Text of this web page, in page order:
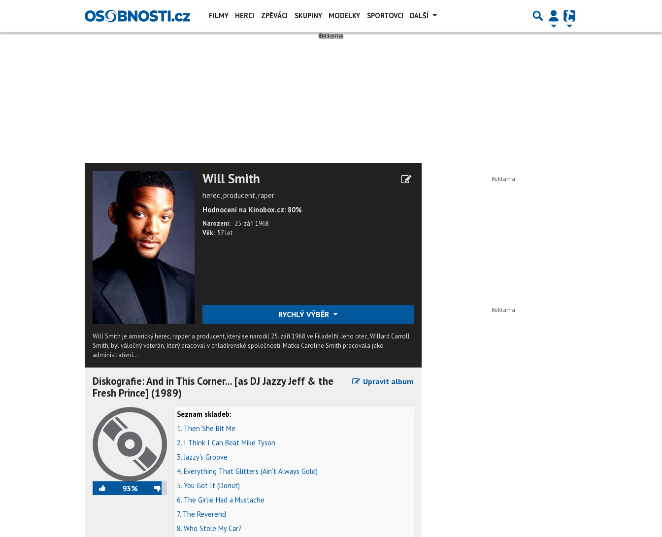
FILMY HERCI ZPĚVÁCI SKUPINY MODELKY SPORTOVCI DALŠÍ
Will Smith
herec, producent, raper
Hodnocení na Kinobox.cz: 80%
Narození: 25. září 1968
Věk: 57 let
RYCHLÝ VÝBĚR
Will Smith je americký herec, rapper a producent, který se narodil 25. září 1968 ve Filadelfii. Jeho otec, Willard Carroll
Smith, byl válečný veterán, který pracoval v chladírenské společnosti. Matka Caroline Smith pracovala jako
administrativní...
Diskografie: And in This Corner... [as DJ Jazzy Jeff & the
Fresh Prince] (1989)
Upravit album
93%
Seznam skladeb:
1. Then She Bit Me
2. I Think I Can Beat Mike Tyson
3. Jazzy's Groove
4. Everything That Glitters (Ain't Always Gold)
5. You Got It (Donut)
6. The Girlie Had a Mustache
7. The Reverend
8. Who Stole My Car?